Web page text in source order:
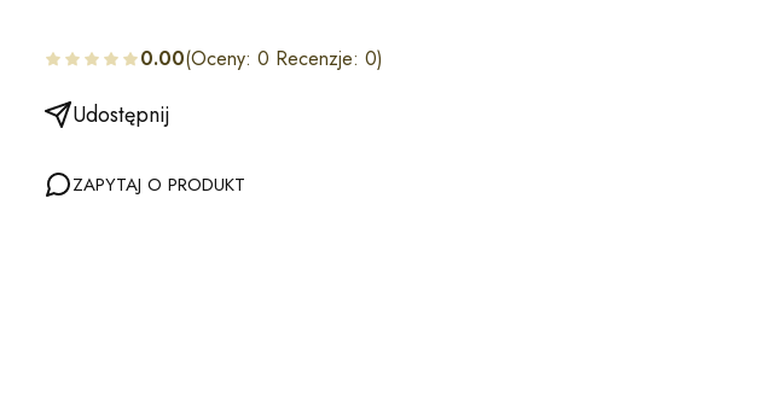
0.00(Oceny: 0 Recenzje: 0)
Udostępnij
ZAPYTAJ O PRODUKT